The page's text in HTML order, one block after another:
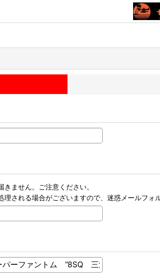
ません。ご注意ください。
される場合がございますので、迷惑メールフォ